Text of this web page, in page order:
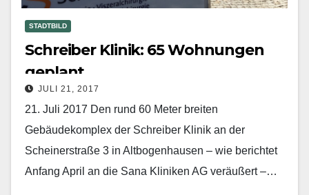
STADTBILD
Schreiber Klinik: 65 Wohnungen
geplant
JULI 21, 2017
21. Juli 2017 Den rund 60 Meter breiten
Gebäudekomplex der Schreiber Klinik an der
Scheinerstraße 3 in Altbogenhausen – wie berichtet
Anfang April an die Sana Kliniken AG veräußert –…